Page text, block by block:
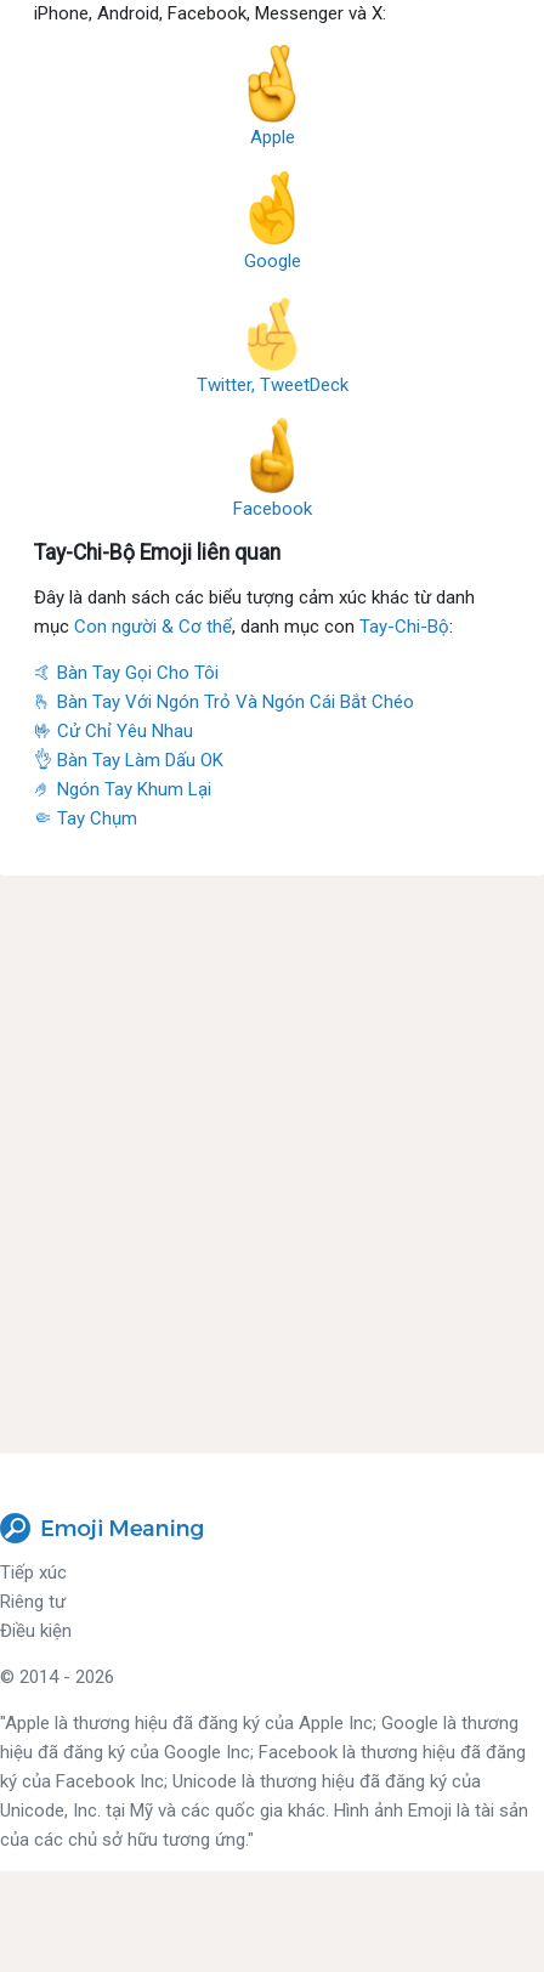
iPhone, Android, Facebook, Messenger và X:
Apple
Google
Twitter, TweetDeck
Facebook
Tay-Chi-Bộ Emoji liên quan
Đây là danh sách các biểu tượng cảm xúc khác từ danh
mục Con người & Cơ thể, danh mục con Tay-Chi-Bộ:
🤙 Bàn Tay Gọi Cho Tôi
🫰 Bàn Tay Với Ngón Trỏ Và Ngón Cái Bắt Chéo
🤟 Cử Chỉ Yêu Nhau
👌 Bàn Tay Làm Dấu OK
🤌 Ngón Tay Khum Lại
🤏 Tay Chụm
Tiếp xúc
Riêng tư
Điều kiện
© 2014 - 2026
"Apple là thương hiệu đã đăng ký của Apple Inc; Google là thương
hiệu đã đăng ký của Google Inc; Facebook là thương hiệu đã đăng
ký của Facebook Inc; Unicode là thương hiệu đã đăng ký của
Unicode, Inc. tại Mỹ và các quốc gia khác. Hình ảnh Emoji là tài sản
của các chủ sở hữu tương ứng."